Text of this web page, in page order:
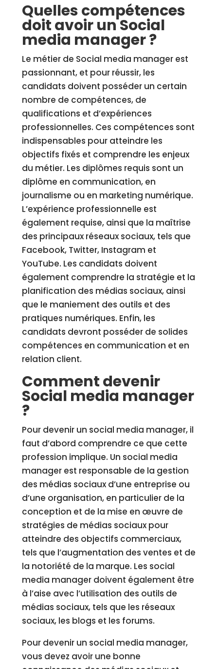
Quelles compétences
doit avoir un Social
media manager ?
Le métier de Social media manager est
passionnant, et pour réussir, les
candidats doivent posséder un certain
nombre de compétences, de
qualifications et d’expériences
professionnelles. Ces compétences sont
indispensables pour atteindre les
objectifs fixés et comprendre les enjeux
du métier. Les diplômes requis sont un
diplôme en communication, en
journalisme ou en marketing numérique.
L’expérience professionnelle est
également requise, ainsi que la maîtrise
des principaux réseaux sociaux, tels que
Facebook, Twitter, Instagram et
YouTube. Les candidats doivent
également comprendre la stratégie et la
planification des médias sociaux, ainsi
que le maniement des outils et des
pratiques numériques. Enfin, les
candidats devront posséder de solides
compétences en communication et en
relation client.
Comment devenir
Social media manager
?
Pour devenir un social media manager, il
faut d’abord comprendre ce que cette
profession implique. Un social media
manager est responsable de la gestion
des médias sociaux d’une entreprise ou
d’une organisation, en particulier de la
conception et de la mise en œuvre de
stratégies de médias sociaux pour
atteindre des objectifs commerciaux,
tels que l’augmentation des ventes et de
la notoriété de la marque. Les social
media manager doivent également être
à l’aise avec l’utilisation des outils de
médias sociaux, tels que les réseaux
sociaux, les blogs et les forums.
Pour devenir un social media manager,
vous devez avoir une bonne